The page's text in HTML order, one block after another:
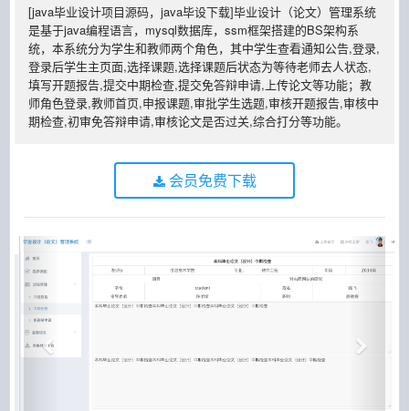
[java毕业设计项目源码，java毕设下载]毕业设计（论文）管理系统
是基于java编程语言，mysql数据库，ssm框架搭建的BS架构系
统，本系统分为学生和教师两个角色，其中学生查看通知公告,登录,
登录后学生主页面,选择课题,选择课题后状态为等待老师去人状态,
填写开题报告,提交中期检查,提交免答辩申请,上传论文等功能；教
师角色登录,教师首页,申报课题,审批学生选题,审核开题报告,审核中
期检查,初审免答辩申请,审核论文是否过关,综合打分等功能。
会员免费下载